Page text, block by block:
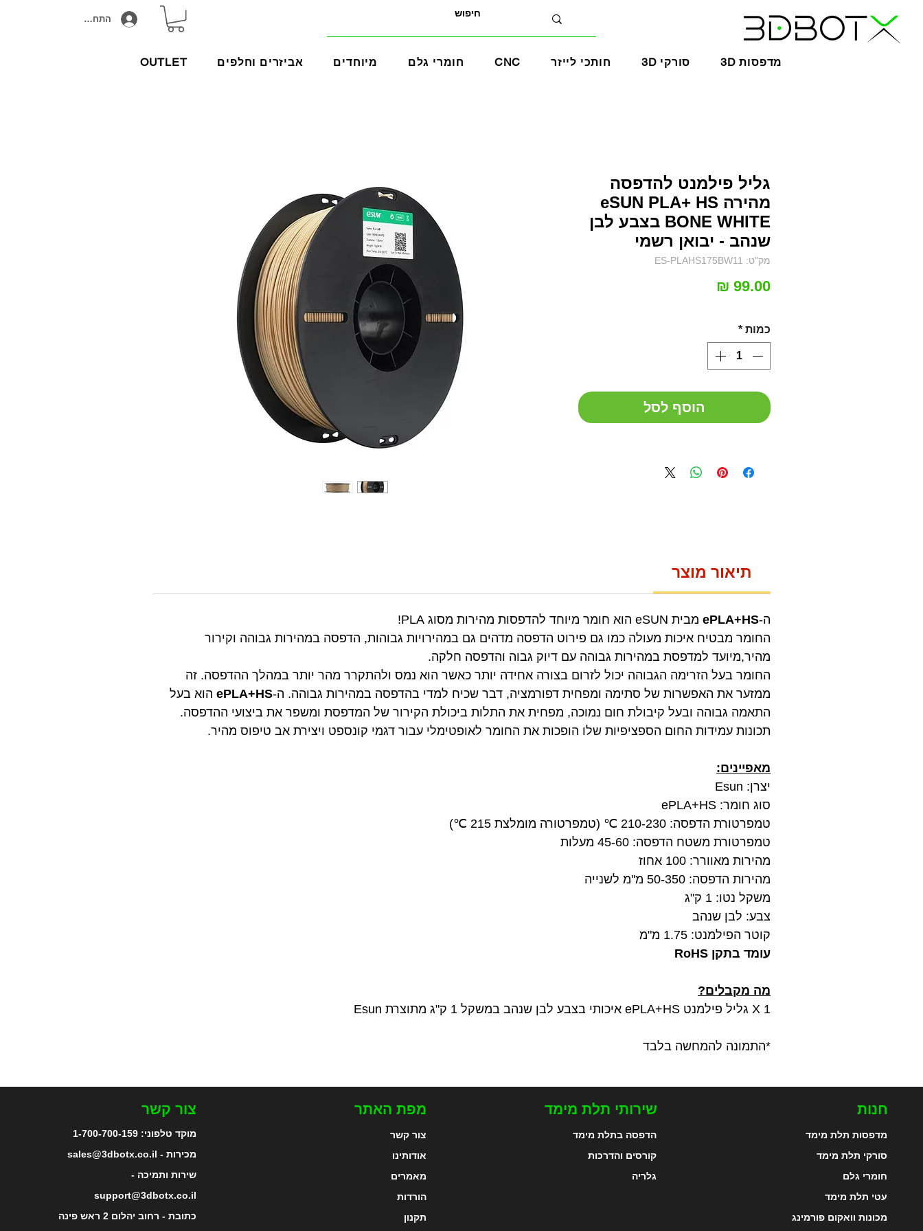
התחבר/הירשם
OUTLET אביזרים וחלפים מיוחדים חומרי גלם CNC חותכי לייזר 3D סורקי 3D מדפסות
גליל פילמנט להדפסה
מהירה eSUN PLA+ HS
BONE WHITE בצבע לבן
שנהב - יבואן רשמי
מק"ט: ES-PLAHS175BW11
כמות *
הוסף לסל
תיאור מוצר
ה-ePLA+HS מבית eSUN הוא חומר מיוחד להדפסות מהירות מסוג PLA!
החומר מבטיח איכות מעולה כמו גם פירוט הדפסה מדהים גם במהירויות גבוהות, הדפסה במהירות גבוהה וקירור
מהיר,מיועד למדפסת במהירות גבוהה עם דיוק גבוה והדפסה חלקה.
החומר בעל הזרימה הגבוהה יכול לזרום בצורה אחידה יותר כאשר הוא נמס ולהתקרר מהר יותר במהלך ההדפסה. זה
ממזער את האפשרות של סתימה ומפחית דפורמציה, דבר שכיח למדי בהדפסה במהירות גבוהה. ה-ePLA+HS הוא בעל
התאמה גבוהה ובעל קיבולת חום נמוכה, מפחית את התלות ביכולת הקירור של המדפסת ומשפר את ביצועי ההדפסה.
תכונות עמידות החום הספציפיות שלו הופכות את החומר לאופטימלי עבור דגמי קונספט ויצירת אב טיפוס מהיר.
מאפיינים:
יצרן: Esun
סוג חומר: ePLA+HS
טמפרטורת הדפסה: 210-230 ℃ (טמפרטורה מומלצת 215 ℃)
טמפרטורת משטח הדפסה: 45-60 מעלות
מהירות מאוורר: 100 אחוז
מהירות הדפסה: 50-350 מ''מ לשנייה
משקל נטו: 1 ק"ג
צבע: לבן שנהב
קוטר הפילמנט: 1.75 מ"מ
עומד בתקן RoHS
מה מקבלים?
1 X גליל פילמנט ePLA+HS איכותי בצבע לבן שנהב במשקל 1 ק"ג מתוצרת Esun
*התמונה להמחשה בלבד
צור קשר
מוקד טלפוני:1-700-700-159
מכירות - sales@3dbotx.co.il
שירות ותמיכה -
support@3dbotx.co.il
כתובת - רחוב יהלום 2 ראש פינה
מפת האתר
צור קשר
אודותינו
מאמרים
הורדות
תקנון
שירותי תלת מימד
הדפסה בתלת מימד
קורסים והדרכות
גלריה
חנות
מדפסות תלת מימד
סורקי תלת מימד
חומרי גלם
עטי תלת מימד
מכונות וואקום פורמינג